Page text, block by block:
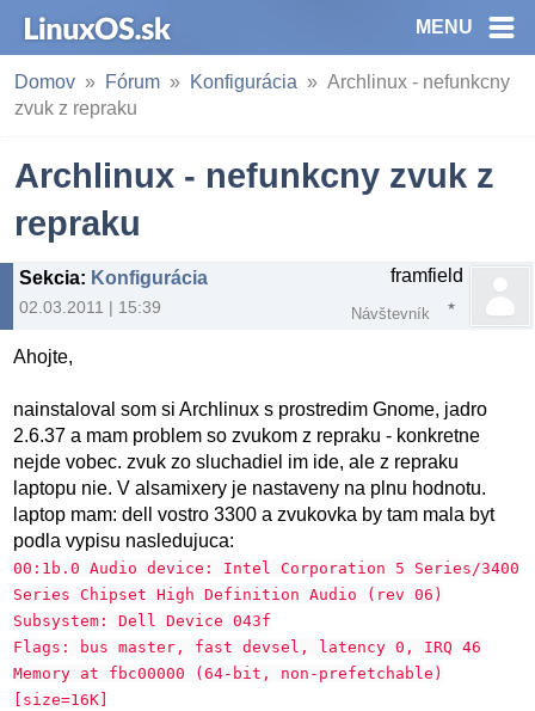
MENU
Domov Fórum Konfigurácia
Archlinux - nefunkcny
zvuk z repraku
Archlinux - nefunkcny zvuk z
repraku
Sekcia: Konfigurácia
02.03.2011 | 15:39
framfield
Návštevník
Ahojte,
nainstaloval som si Archlinux s prostredim Gnome, jadro
2.6.37 a mam problem so zvukom z repraku - konkretne
nejde vobec. zvuk zo sluchadiel im ide, ale z repraku
laptopu nie. V alsamixery je nastaveny na plnu hodnotu.
laptop mam: dell vostro 3300 a zvukovka by tam mala byt
podla vypisu nasledujuca:
00:1b.0 Audio device: Intel Corporation 5 Series/3400
Series Chipset High Definition Audio (rev 06)
Subsystem: Dell Device 043f
Flags: bus master, fast devsel, latency 0, IRQ 46
Memory at fbc00000 (64-bit, non-prefetchable)
[size=16K]